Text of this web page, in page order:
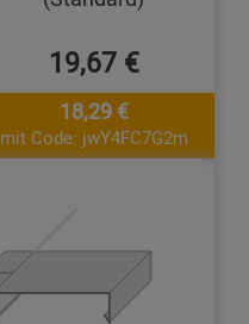
19,67 €
18,29 €
mit Code: jwY4FC7G2m